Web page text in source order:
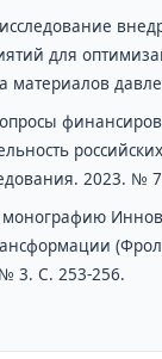
для
материалов
2023. №
3. С. 253-256.